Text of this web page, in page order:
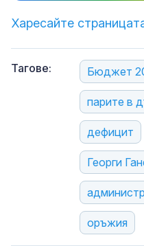
Харесайте
Тагове: Бюджет
парите в
дефицит
Георги
оръжия